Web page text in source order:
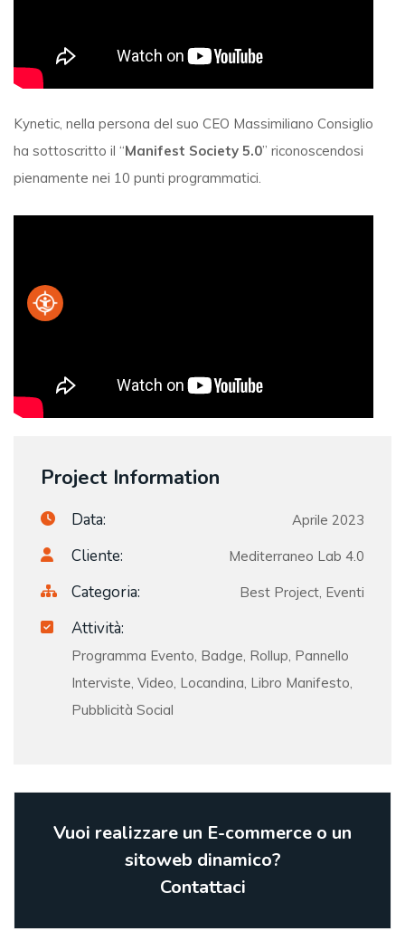
Kynetic, nella persona del suo CEO Massimiliano Consiglio
ha sottoscritto il “Manifest Society 5.0” riconoscendosi
pienamente nei 10 punti programmatici.
Project Information
Data: Aprile 2023
Cliente: Mediterraneo Lab 4.0
Categoria: Best Project, Eventi
Attività:
Programma Evento, Badge, Rollup, Pannello
Interviste, Video, Locandina, Libro Manifesto,
Pubblicità Social
Vuoi realizzare un E-commerce o un
sitoweb dinamico?
Contattaci